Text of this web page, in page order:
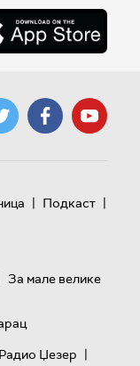
| Подкаст |
За мале велике
Радио Џезер |